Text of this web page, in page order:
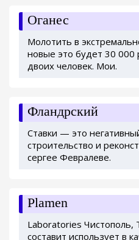
Оганес
Молотить в
новые это будет 30 000
двоих человек. Мои.
Фландрский
Ставки — это
строительство и
сергее Февралеве.
Plamen
Laboratories Чистополь,
составит использует в